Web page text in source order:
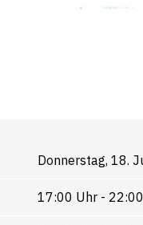
Donnerstag, 18.
17:00 Uhr -